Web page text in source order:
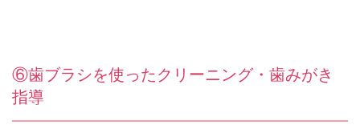
⑥歯ブラシを使ったクリーニング・歯みがき
指導